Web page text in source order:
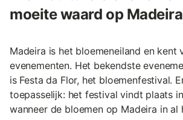
moeite waard op
Madeira is het bloemeneiland en kent
evenementen. Het bekendste
is Festa da Flor, het bloemenfestival.
toepasselijk: het festival vindt plaats
wanneer de bloemen op Madeira in al